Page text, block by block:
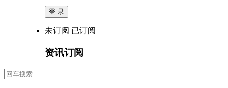
未订阅 已订阅
资讯订阅